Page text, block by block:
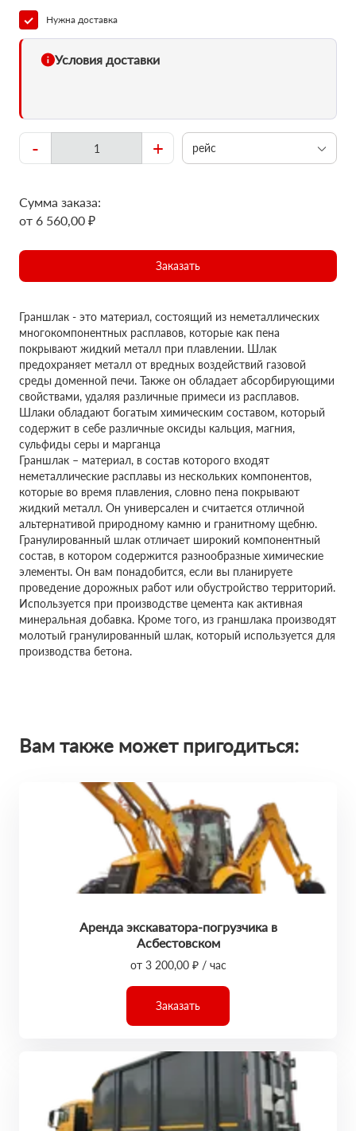
Нужна доставка
Условия доставки
- + рейс
Сумма заказа:
от 6 560,00 ₽
Заказать
Граншлак - это материал, состоящий из неметаллических
многокомпонентных расплавов, которые как пена
покрывают жидкий металл при плавлении. Шлак
предохраняет металл от вредных воздействий газовой
среды доменной печи. Также он обладает абсорбирующими
свойствами, удаляя различные примеси из расплавов.
Шлаки обладают богатым химическим составом, который
содержит в себе различные оксиды кальция, магния,
сульфиды серы и марганца
Граншлак – материал, в состав которого входят
неметаллические расплавы из нескольких компонентов,
которые во время плавления, словно пена покрывают
жидкий металл. Он универсален и считается отличной
альтернативой природному камню и гранитному щебню.
Гранулированный шлак отличает широкий компонентный
состав, в котором содержится разнообразные химические
элементы. Он вам понадобится, если вы планируете
проведение дорожных работ или обустройство территорий.
Используется при производстве цемента как активная
минеральная добавка. Кроме того, из граншлака производят
молотый гранулированный шлак, который используется для
производства бетона.
Вам также может пригодиться:
Аренда экскаватора-погрузчика в
Асбестовском
от 3 200,00 ₽ / час
Заказать